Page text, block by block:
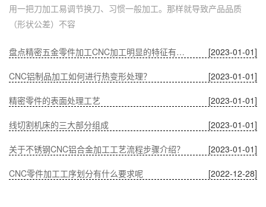
用一把刀加工易调节换刀、习惯一般加工。那样就导致产品品质
（形状公差）不容
[2023-01-01]
盘点精密五金零件加工CNC加工明显的特征有哪些
[2023-01-01]
CNC铝制品加工如何进行热变形处理？
[2023-01-01]
精密零件的表面处理工艺
[2023-01-01]
线切割机床的三大部分组成
[2023-01-01]
关于不锈钢CNC铝合金加工工艺流程步骤介绍？
[2022-12-28]
CNC零件加工工序划分有什么要求呢